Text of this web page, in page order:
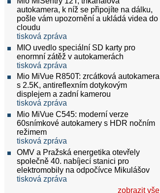
autokamera, k níž se připojíte na dálku,
pošle vám upozornění a ukládá videa do
cloudu
tisková zpráva
MIO uvedlo speciální SD karty pro
enormní zátěž v autokamerách
tisková zpráva
Mio MiVue R850T: zrcátková autokamera
s 2.5K, antireflexním dotykovým
displejem a zadní kamerou
tisková zpráva
Mio MiVue C545: moderní verze
60snímkové autokamery s HDR nočním
režimem
tisková zpráva
OMV a Pražská energetika otevřely
společně 40. nabíjecí stanici pro
elektromobily na odpočívce Mikulášov
tisková zpráva
zobrazit vše